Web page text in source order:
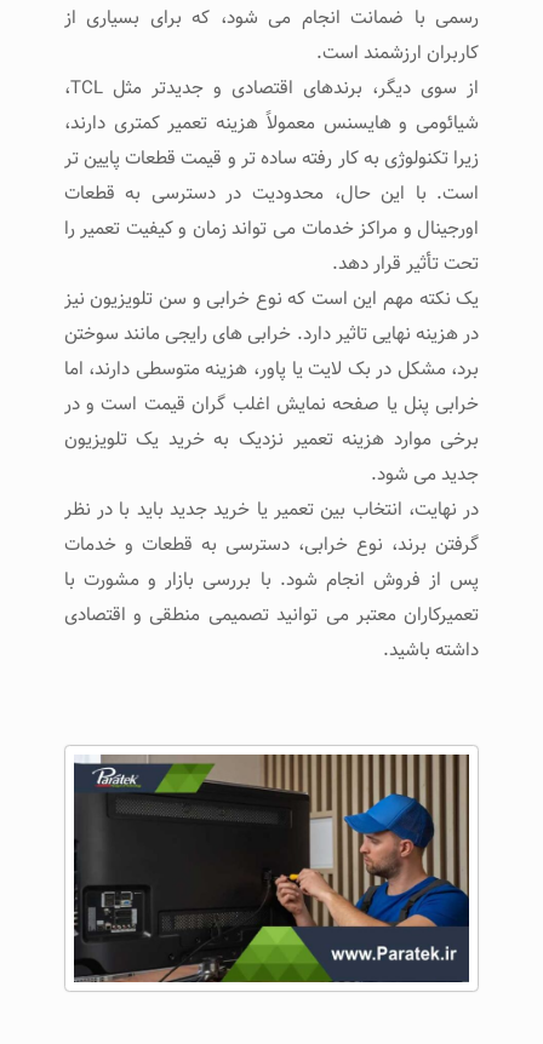
رسمی با ضمانت انجام می‌ شود، که برای بسیاری از
کاربران ارزشمند است.
از سوی دیگر، برندهای اقتصادی و جدیدتر مثل TCL،
شیائومی و هایسنس معمولاً هزینه تعمیر کمتری دارند،
زیرا تکنولوژی به‌ کار رفته ساده‌ تر و قیمت قطعات پایین‌ تر
است. با این حال، محدودیت در دسترسی به قطعات
اورجینال و مراکز خدمات می‌ تواند زمان و کیفیت تعمیر را
تحت تأثیر قرار دهد.
یک نکته مهم این است که نوع خرابی و سن تلویزیون نیز
در هزینه نهایی تاثیر دارد. خرابی‌ های رایجی مانند سوختن
برد، مشکل در بک‌ لایت یا پاور، هزینه متوسطی دارند، اما
خرابی پنل یا صفحه نمایش اغلب گران‌ قیمت است و در
برخی موارد هزینه تعمیر نزدیک به خرید یک تلویزیون
جدید می‌ شود.
در نهایت، انتخاب بین تعمیر یا خرید جدید باید با در نظر
گرفتن برند، نوع خرابی، دسترسی به قطعات و خدمات
پس از فروش انجام شود. با بررسی بازار و مشورت با
تعمیرکاران معتبر می‌ توانید تصمیمی منطقی و اقتصادی
داشته باشید.